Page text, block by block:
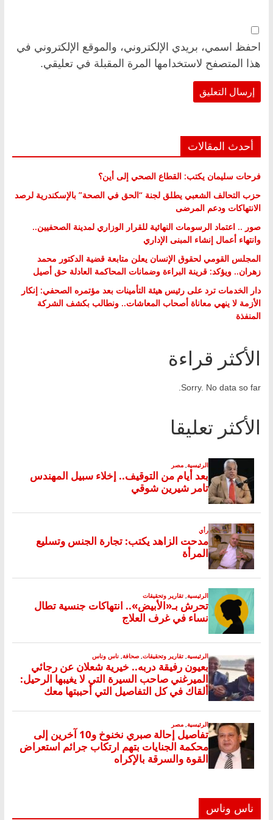
احفظ اسمي، بريدي الإلكتروني، والموقع الإلكتروني في
هذا المتصفح لاستخدامها المرة المقبلة في تعليقي.
أحدث المقالات
فرحات سليمان يكتب: القطاع الصحي إلى أين؟
حزب التحالف الشعبي يطلق لجنة “الحق في الصحة” بالإسكندرية لرصد
الانتهاكات ودعم المرضى
صور .. اعتماد الرسومات النهائية للقرار الوزاري لمدينة الصحفيين..
وانتهاء أعمال إنشاء المبنى الإداري
المجلس القومي لحقوق الإنسان يعلن متابعة قضية الدكتور محمد
زهران.. ويؤكد: قرينة البراءة وضمانات المحاكمة العادلة حق أصيل
دار الخدمات ترد على رئيس هيئة التأمينات بعد مؤتمره الصحفي: إنكار
الأزمة لا ينهي معاناة أصحاب المعاشات.. ونطالب بكشف الشركة
المنفذة
الأكثر قراءة
Sorry. No data so far.
الأكثر تعليقا
ناس وناس